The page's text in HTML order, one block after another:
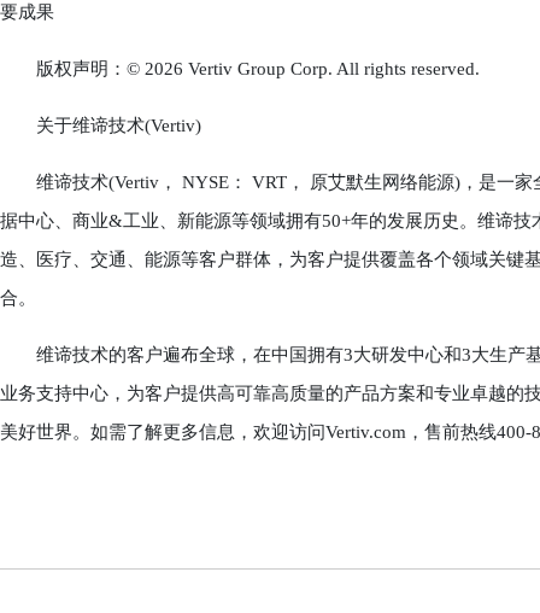
要成果
版权声明：© 2026 Vertiv Group Corp. All rights reserved.
关于维谛技术(Vertiv)
维谛技术(Vertiv， NYSE： VRT， 原艾默生网络能源)，是一家
据中心、商业&工业、新能源等领域拥有50+年的发展历史。维谛
造、医疗、交通、能源等客户群体，为客户提供覆盖各个领域关键
合。
维谛技术的客户遍布全球，在中国拥有3大研发中心和3大生产
业务支持中心，为客户提供高可靠高质量的产品方案和专业卓越
美好世界。如需了解更多信息，欢迎访问Vertiv.com，售前热线400-